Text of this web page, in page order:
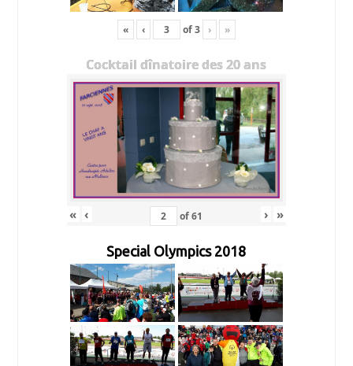
« ‹ of3 › »
Cocktail dînatoire des 20 ans
« ‹ of61 › »
Special Olympics 2018